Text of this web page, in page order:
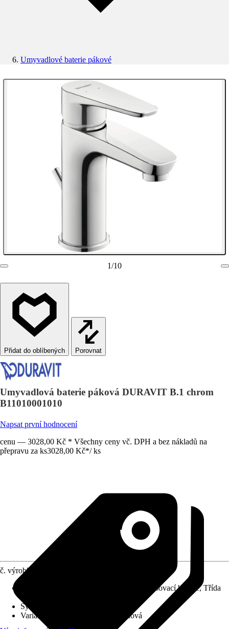
Umyvadlové baterie pákové
1/10
Porovnat
Umyvadlová baterie páková DURAVIT B.1 chrom
B11010001010
Napsat první hodnocení
cenu — 3028,00 Kč * Všechny ceny vč. DPH a bez nákladů na
přepravu za ks3028,00 Kč*/ ks
č. výrobku
Jednopáková směšovací baterie, Třída
Systém vypouštění
Varianta
Umyvadlová baterie páková